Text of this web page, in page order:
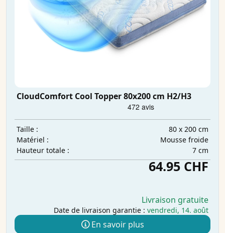
CloudComfort Cool Topper 80x200 cm H2/H3
Taille :
80 x 200 cm
Matériel :
Mousse froide
Hauteur totale :
7 cm
64.95 CHF
Livraison gratuite
Date de livraison garantie : vendredi, 14. août
En savoir plus